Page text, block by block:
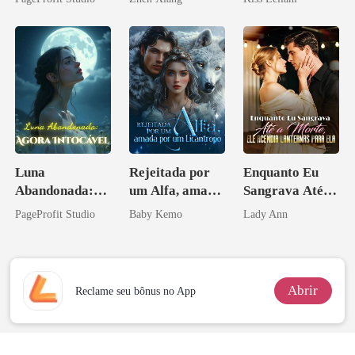
da Híbrida
Arrependiment
o
maligno
Luna
Abandonada:
Agora Intocável
PageProfit Studio
Rejeitada por
um Alfa, amada
por um
Baby Kemo
Enquanto Eu
Sangrava Até a
Morte, Ele
Ela
Lady Ann
Reclame seu bônus no App Abrir